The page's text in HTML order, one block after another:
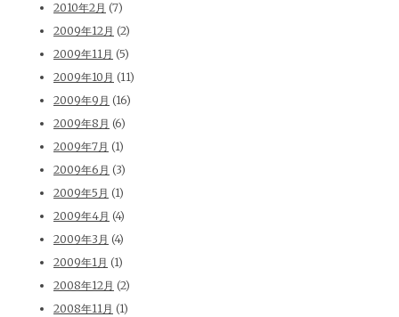
2010年2月 (7)
2009年12月 (2)
2009年11月 (5)
2009年10月 (11)
2009年9月 (16)
2009年8月 (6)
2009年7月 (1)
2009年6月 (3)
2009年5月 (1)
2009年4月 (4)
2009年3月 (4)
2009年1月 (1)
2008年12月 (2)
2008年11月 (1)